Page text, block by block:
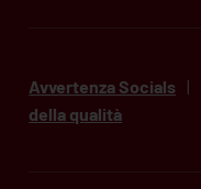
Avvertenza Socials |
della qualità